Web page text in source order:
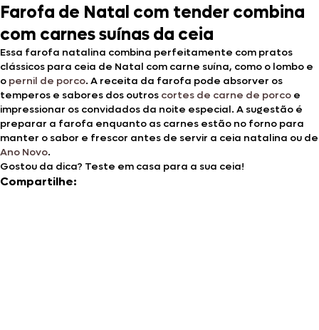
Farofa de Natal com tender combina
com carnes suínas da ceia
Essa farofa natalina combina perfeitamente com pratos
clássicos para ceia de Natal com carne suína, como o lombo e
o pernil de porco. A receita da farofa pode absorver os
temperos e sabores dos outros cortes de carne de porco e
impressionar os convidados da noite especial. A sugestão é
preparar a farofa enquanto as carnes estão no forno para
manter o sabor e frescor antes de servir a ceia natalina ou de
Ano Novo.
Gostou da dica? Teste em casa para a sua ceia!
Compartilhe: